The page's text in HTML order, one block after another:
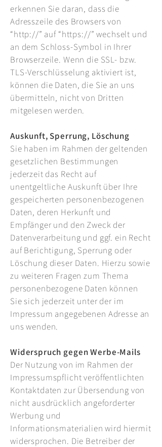
erkennen Sie daran, dass die
Adresszeile des Browsers von
“http://” auf “https://” wechselt und
an dem Schloss-Symbol in Ihrer
Browserzeile. Wenn die SSL- bzw.
TLS-Verschlüsselung aktiviert ist,
können die Daten, die Sie an uns
übermitteln, nicht von Dritten
mitgelesen werden.
Auskunft, Sperrung, Löschung
Sie haben im Rahmen der geltenden
gesetzlichen Bestimmungen
jederzeit das Recht auf
unentgeltliche Auskunft über Ihre
gespeicherten personenbezogenen
Daten, deren Herkunft und
Empfänger und den Zweck der
Datenverarbeitung und ggf. ein Recht
auf Berichtigung, Sperrung oder
Löschung dieser Daten. Hierzu sowie
zu weiteren Fragen zum Thema
personenbezogene Daten können
Sie sich jederzeit unter der im
Impressum angegebenen Adresse an
uns wenden.
Widerspruch gegen Werbe-Mails
Der Nutzung von im Rahmen der
Impressumspflicht veröffentlichten
Kontaktdaten zur Übersendung von
nicht ausdrücklich angeforderter
Werbung und
Informationsmaterialien wird hiermit
widersprochen. Die Betreiber der